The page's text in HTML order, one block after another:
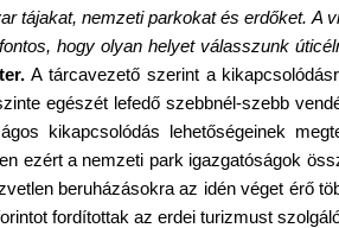
tájakat, nemzeti parkokat és erdőket. A
hogy olyan helyet válasszunk
A tárcavezető szerint a
egészét lefedő szebbnél-szebb
kikapcsolódás lehetőségeinek
ezért a nemzeti park igazgatóságok
beruházásokra az idén véget érő
fordítottak az erdei turizmust